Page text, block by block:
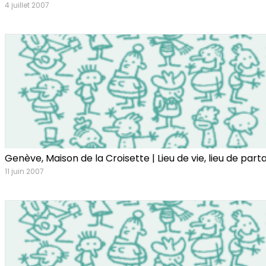
4 juillet 2007
Genève, Maison de la Croisette | Lieu de vie, lieu de
11 juin 2007